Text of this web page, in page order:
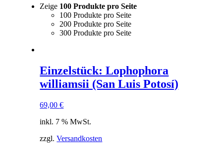
Zeige 100 Produkte pro Seite
100 Produkte pro Seite
200 Produkte pro Seite
300 Produkte pro Seite
Einzelstück: Lophophora
williamsii (San Luis Potosí)
69,00€
inkl. 7 % MwSt.
zzgl.Versandkosten